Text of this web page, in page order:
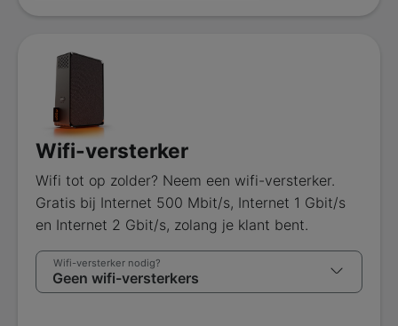
Wifi-versterker
Wifi tot op zolder? Neem een wifi-versterker.
Gratis bij Internet 500 Mbit/s, Internet 1 Gbit/s
en Internet 2 Gbit/s, zolang je klant bent.
Wifi-versterker nodig?